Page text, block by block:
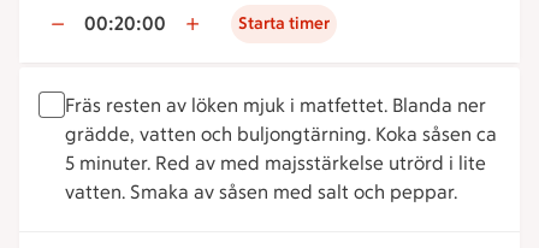
00:20:00 Starta timer
Fräs resten av löken mjuk i matfettet. Blanda ner
grädde, vatten och buljongtärning. Koka såsen ca
5 minuter. Red av med majsstärkelse utrörd i lite
vatten. Smaka av såsen med salt och peppar.